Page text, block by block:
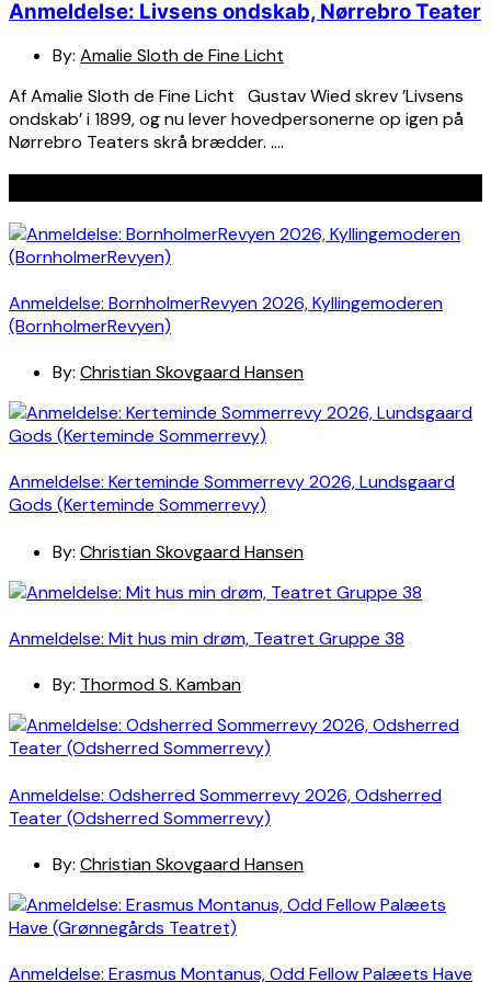
Anmeldelse: Livsens ondskab, Nørrebro Teater
By: Amalie Sloth de Fine Licht
Af Amalie Sloth de Fine Licht Gustav Wied skrev ’Livsens
ondskab’ i 1899, og nu lever hovedpersonerne op igen på
Nørrebro Teaters skrå brædder. ….
Anmeldelse: BornholmerRevyen 2026, Kyllingemoderen
(BornholmerRevyen)
By: Christian Skovgaard Hansen
Anmeldelse: Kerteminde Sommerrevy 2026, Lundsgaard
Gods (Kerteminde Sommerrevy)
By: Christian Skovgaard Hansen
Anmeldelse: Mit hus min drøm, Teatret Gruppe 38
By: Thormod S. Kamban
Anmeldelse: Odsherred Sommerrevy 2026, Odsherred
Teater (Odsherred Sommerrevy)
By: Christian Skovgaard Hansen
Anmeldelse: Erasmus Montanus, Odd Fellow Palæets Have